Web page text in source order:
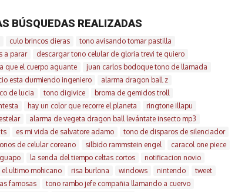
BÚSQUEDAS REALIZADAS
culo brincos dieras
tono avisando tomar pastilla
a parar
descargar tono celular de gloria trevi te quiero
que el cuerpo aguante
juan carlos bodoque tono de llamada
esta durmiendo ingeniero
alarma dragon ball z
de lucia
tono digivice
broma de gemidos troll
hay un color que recorre el planeta
ringtone illapu
alarma de vegeta dragon ball levántate insecto mp3
es mi vida de salvatore adamo
tono de disparos de silenciador
de celular coreano silbido rammstein engel
caracol one piece
la senda del tiempo celtas cortos
notificacion novio
el ultimo mohicano risa burlona windows nintendo
tweet
famosas
tono rambo jefe compañia llamando a cuervo